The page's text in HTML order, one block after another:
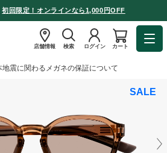
初回限定！オンラインなら1,000円OFF
店舗情報 検索 ログイン カート
地震に関わるメガネの保証について
SALE